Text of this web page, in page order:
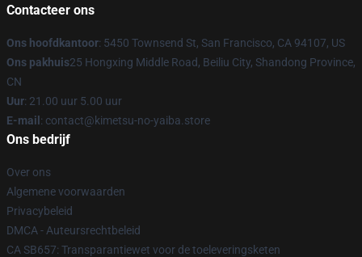
Contacteer ons
Ons hoofdkantoor: 5450 Townsend St, San Francisco, CA 94107, US
Ons pakhuis25 Hongxing Middle Road, Beiliu City, Shandong Province,
CN
Uur: 21.00 uur 5.00 uur
E-mail : contact@kimetsu-no-yaiba.store
Ons bedrijf
Over ons
Algemene voorwaarden
Privacybeleid
DMCA - Auteursrechtbeleid
CA SB657: Transparantiewet voor de toeleveringsketen